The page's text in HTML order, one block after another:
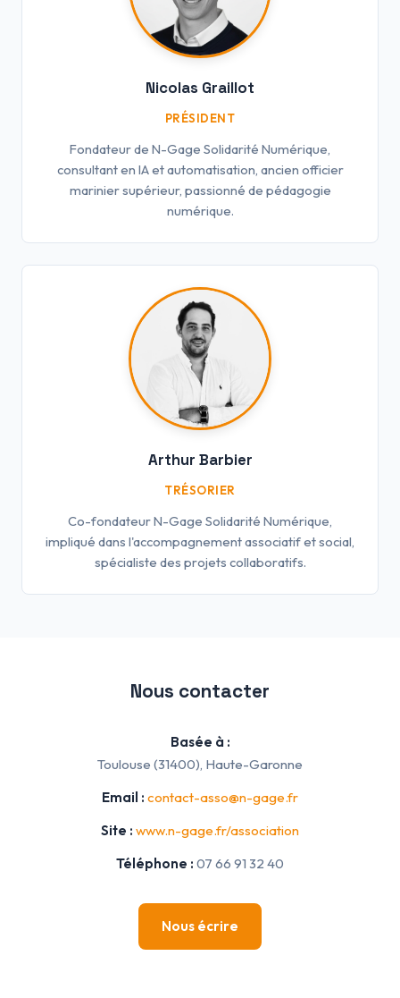
Nicolas Graillot
PRÉSIDENT
Fondateur de N-Gage Solidarité Numérique,
consultant en IA et automatisation, ancien officier
marinier supérieur, passionné de pédagogie
numérique.
Arthur Barbier
TRÉSORIER
Co-fondateur N-Gage Solidarité Numérique,
impliqué dans l'accompagnement associatif et social,
spécialiste des projets collaboratifs.
Nous contacter
Basée à :
Toulouse (31400), Haute-Garonne
Email : contact-asso@n-gage.fr
Site : www.n-gage.fr/association
Téléphone : 07 66 91 32 40
Nous écrire